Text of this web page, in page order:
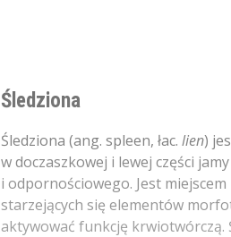
Śledziona
Śledziona (ang. spleen, łac. lien)
w doczaszkowej i lewej części
i odpornościowego. Jest
starzejących się elementów
aktywować funkcję